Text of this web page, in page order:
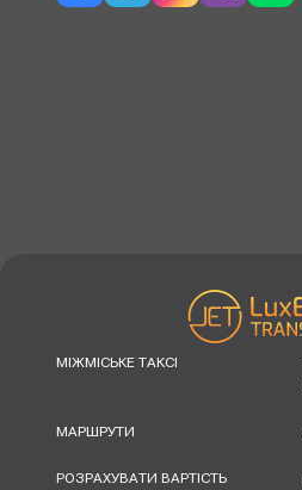
МІЖМІСЬКЕ ТАКСІ
МАРШРУТИ
РОЗРАХУВАТИ ВАРТІСТЬ